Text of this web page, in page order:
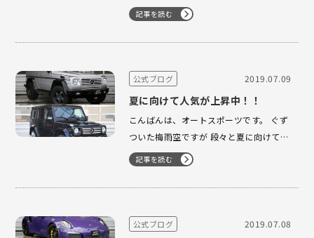
お問合せを頂きまして、ありがとうござ
います。 Line @より SCのお問合せを頂
戴しました。 本当に程度のいいエンジン
客様、是非オートスポーツにお…
記事を読む
公式ブログ 2019.07.09
夏に向けて人気が上昇中！！
こんばんは、オートスポーツです。 ぐず
ついた梅雨空ですが 段々と夏に向けて、
季節が変化してまいります。 夏に向けて
ピッタリな一台は、Gです！ 本日も大人
気のこの二台！！ お問合せを頂きまし
記事を読む
公式ブログ 2019.07.08